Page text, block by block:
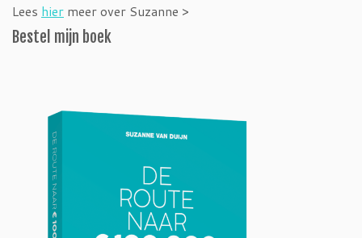
Lees hier meer over Suzanne >
Bestel mijn boek